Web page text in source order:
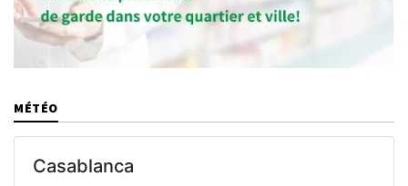
MÉTÉO
Casablanca